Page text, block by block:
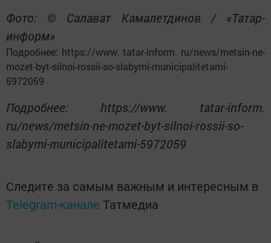
Фото: © Салават Камалетдинов / «Татар-
информ»
Подробнее: https://www. tatar-inform. ru/news/metsin-ne-
mozet-byt-silnoi-rossii-so-slabymi-municipalitetami-
5972059
Подробнее: https://www. tatar-inform.
ru/news/metsin-ne-mozet-byt-silnoi-rossii-so-
slabymi-municipalitetami-5972059
Следите за самым важным и интересным в
Telegram-канале Татмедиа